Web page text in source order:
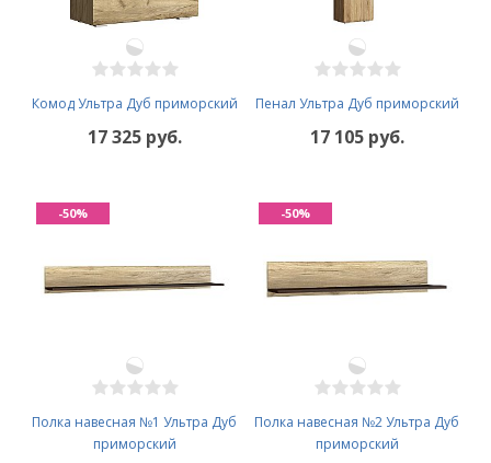
Комод Ультра Дуб приморский
17 325 руб.
Пенал Ультра Дуб приморский
17 105 руб.
Полка навесная №1 Ультра Дуб
приморский
-50%
Полка навесная №2 Ультра Дуб
приморский
-50%